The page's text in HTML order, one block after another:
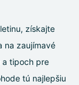
získajte
na zaujímavé
a tipoch pre
tú najlepšiu